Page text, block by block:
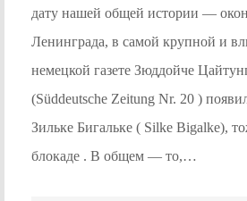
дату нашей общей истории —
Ленинграда, в самой крупной и
немецкой газете Зюддойче
(Süddeutsche Zeitung Nr. 20 )
Зильке Бигальке ( Silke Bigalke),
блокаде . В общем — то,…